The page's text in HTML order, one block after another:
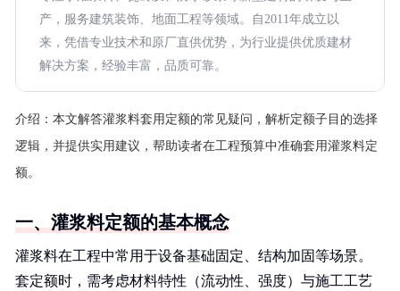
产，服务建筑装饰、地面工程等领域。自2011年成立以
来，凭借专业技术和原厂直供优势，为行业提供优质建材
解决方案，经验丰富，品质可靠。
介绍： 本文解答灌浆料套用定额的常见疑问，解析定额子目的选择
逻辑，并提供实用建议，帮助读者在工程预算中准确套用灌浆料定
额。
一、灌浆料定额的基本概念
灌浆料在工程中常用于设备基础固定、结构加固等场景。
套定额时，需考虑材料特性（流动性、强度）与施工工艺